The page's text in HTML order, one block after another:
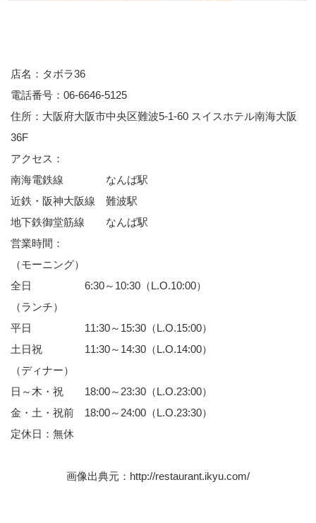
店名：タボラ36
電話番号：06-6646-5125
住所：大阪府大阪市中央区難波5-1-60 スイスホテル南海大阪
36F
アクセス：
南海電鉄線 なんば駅
近鉄・阪神大阪線 難波駅
地下鉄御堂筋線 なんば駅
営業時間：
（モーニング）
全日 6:30～10:30（L.O.10:00）
（ランチ）
平日 11:30～15:30（L.O.15:00）
土日祝 11:30～14:30（L.O.14:00）
（ディナー）
日～木・祝 18:00～23:30（L.O.23:00）
金・土・祝前 18:00～24:00（L.O.23:30）
定休日：無休
画像出典元： http://restaurant.ikyu.com/